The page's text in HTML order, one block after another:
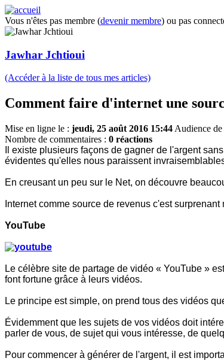
Vous n'êtes pas membre (devenir membre) ou pas
Jawhar Jchtioui
(Accéder à la liste de tous mes articles)
Comment faire d'internet une
Mise en ligne le : jeudi, 25 août 2016 15:44 Audience
Nombre de commentaires : 0 réactions
Il existe plusieurs façons de gagner de l'argent
évidentes qu'elles nous paraissent
En creusant un peu sur le Net, on découvre
Internet comme source de revenus c'est
YouTube
Le célèbre site de partage de vidéo « YouTube »
font fortune grâce à leurs vidéos.
Le principe est simple, on prend tous des vidéos
Évidemment que les sujets de vos vidéos doit
parler de vous, de sujet qui vous intéresse, de
Pour commencer à générer de l'argent, il est